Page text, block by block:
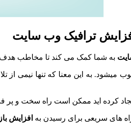
ترافیک وب سایت
به شما کمک می کند تا مخاطب هدف
به این معنا که تنها نیمی از
کرده اید ممکن است راه سخت و پر
راه های سریعی برای رسیدن به افزایش